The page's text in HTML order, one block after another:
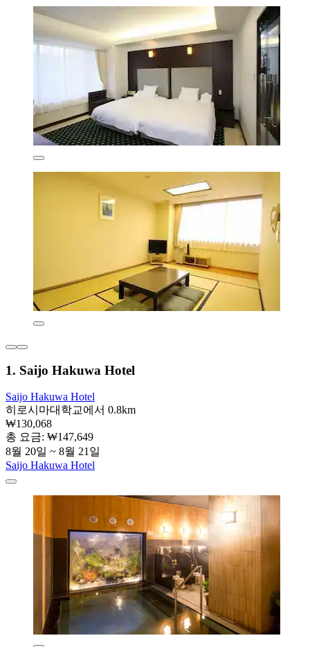
1. Saijo Hakuwa Hotel
Saijo Hakuwa Hotel
히로시마대학교에서 0.8km
₩130,068
총 요금: ₩147,649
8월 20일 ~ 8월 21일
Saijo Hakuwa Hotel